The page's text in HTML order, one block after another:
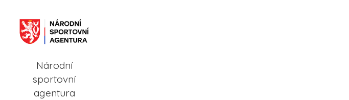
Národní
sportovní
agentura